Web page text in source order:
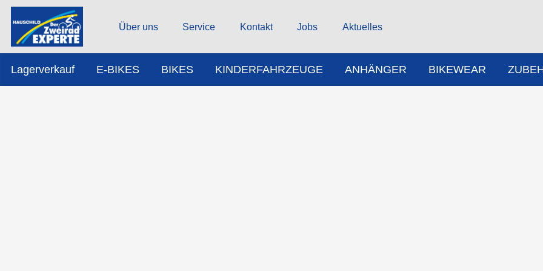
Über uns Service Kontakt Jobs Aktuelles
Lagerverkauf E-BIKES BIKES KINDERFAHRZEUGE ANHÄNGER BIKEWEAR